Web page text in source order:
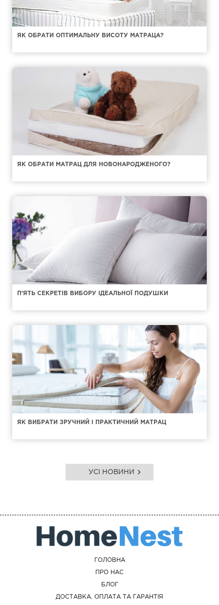
ЯК ОБРАТИ ОПТИМАЛЬНУ ВИСОТУ МАТРАЦА?
ЯК ОБРАТИ МАТРАЦ ДЛЯ НОВОНАРОДЖЕНОГО?
П'ЯТЬ СЕКРЕТІВ ВИБОРУ ІДЕАЛЬНОЇ ПОДУШКИ
ЯК ВИБРАТИ ЗРУЧНИЙ І ПРАКТИЧНИЙ МАТРАЦ
УСІ НОВИНИ
ГОЛОВНА
ПРО НАС
БЛОГ
ДОСТАВКА, ОПЛАТА ТА ГАРАНТІЯ